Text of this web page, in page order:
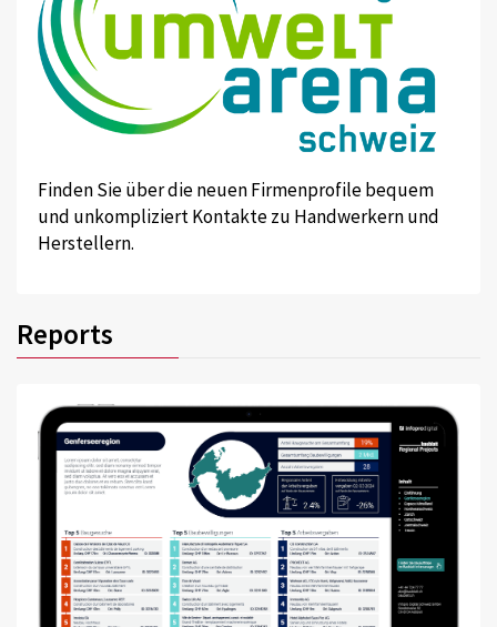
Finden Sie über die neuen Firmenprofile bequem
und unkompliziert Kontakte zu Handwerkern und
Herstellern.
Reports